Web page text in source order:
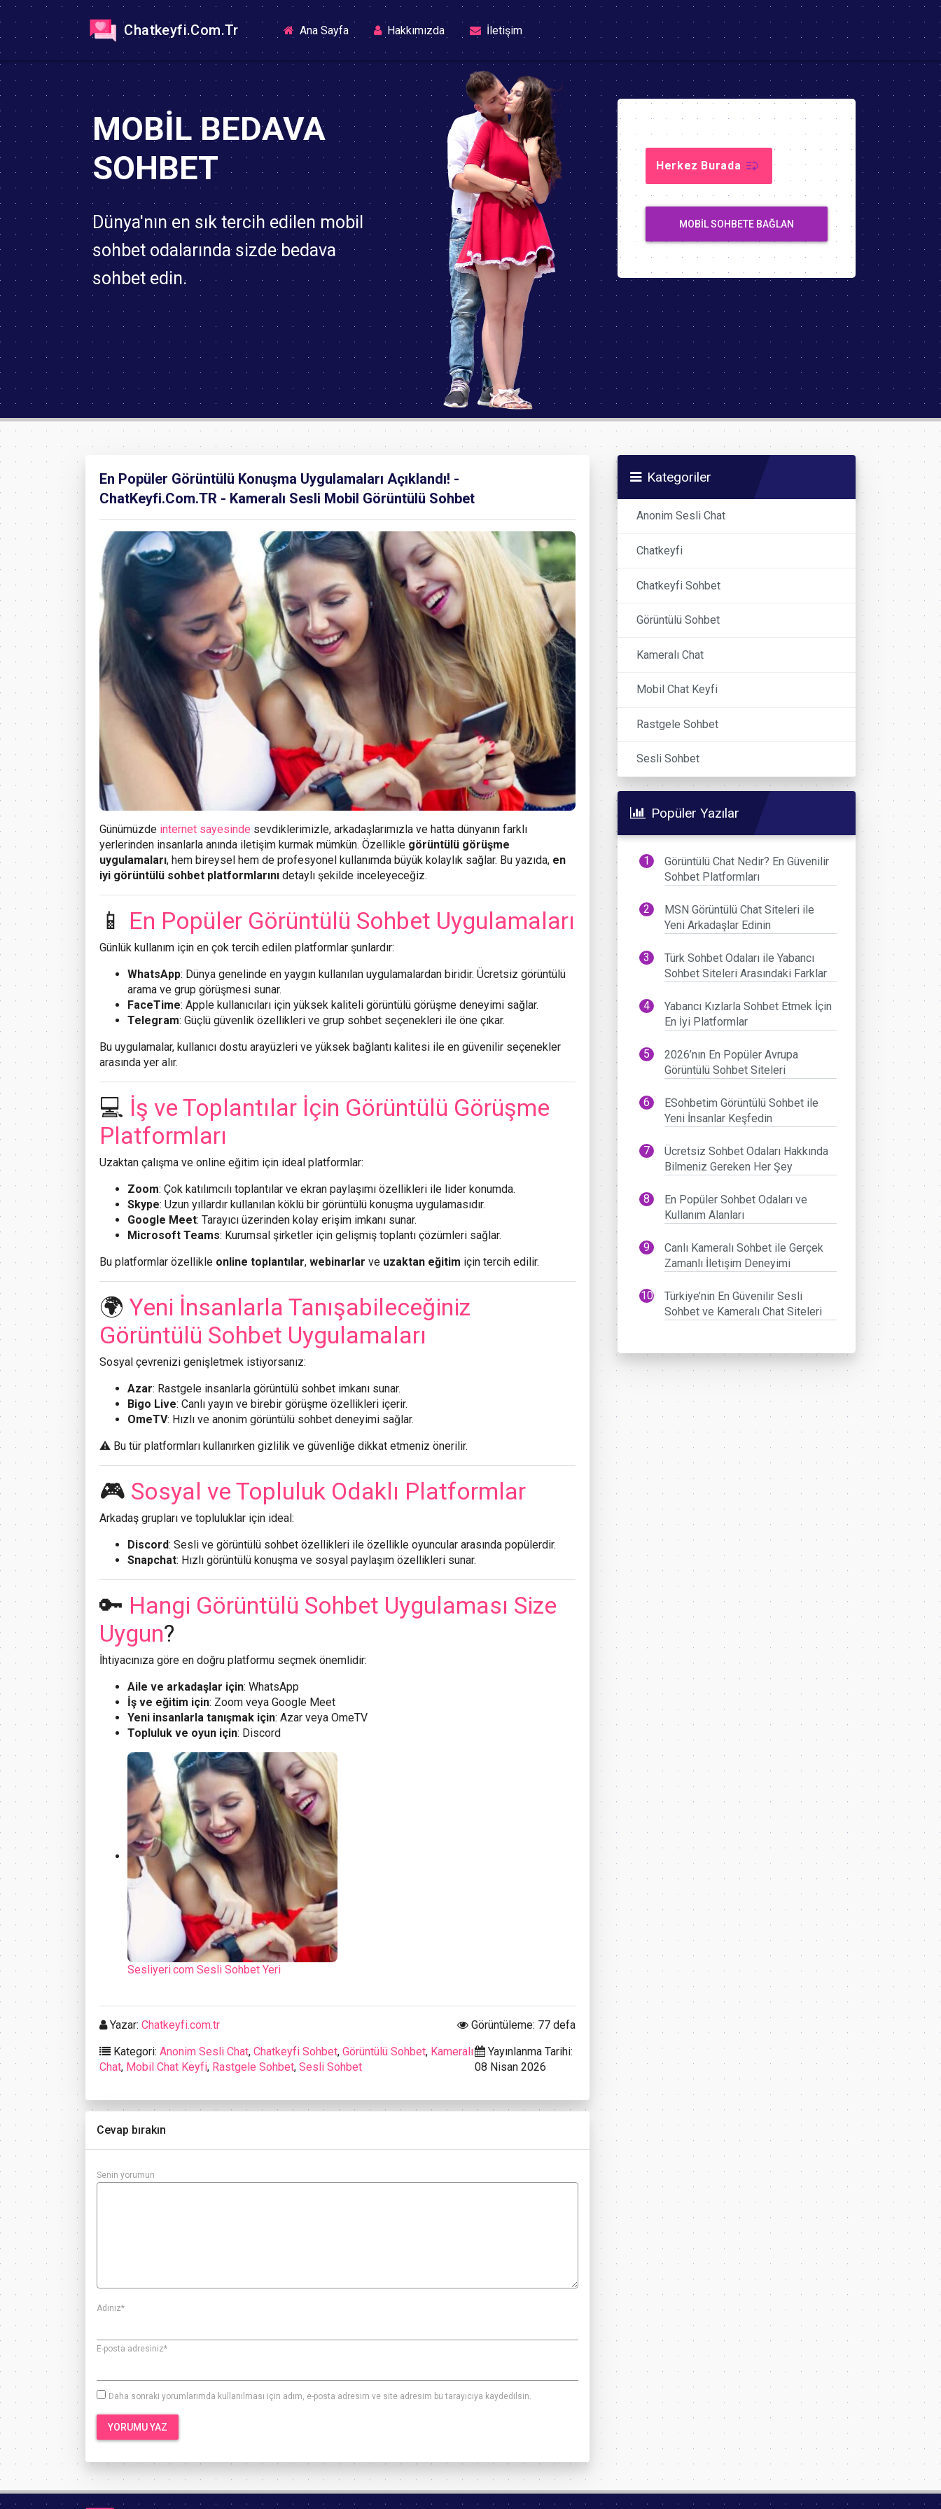
Chatkeyfi.Com.Tr Ana Sayfa(current)Hakkımızda İletişim
MOBIL BEDAVA
SOHBET
Dünya'nın en sık tercih edilen mobil
sohbet odalarında sizde bedava
sohbet edin.
Herkez Burada
MOBIL SOHBETE BAĞLAN
En Popüler Görüntülü Konuşma Uygulamaları Açıklandı! -
ChatKeyfi.Com.TR - Kameralı Sesli Mobil Görüntülü Sohbet
Günümüzde internet sayesinde sevdiklerimizle, arkadaşlarımızla ve hatta dünyanın farklı
yerlerinden insanlarla anında iletişim kurmak mümkün. Özellikle görüntülü görüşme
uygulamaları, hem bireysel hem de profesyonel kullanımda büyük kolaylık sağlar. Bu yazıda, en
iyi görüntülü sohbet platformlarını detaylı şekilde inceleyeceğiz.
📱 En Popüler Görüntülü Sohbet Uygulamaları
Günlük kullanım için en çok tercih edilen platformlar şunlardır:
WhatsApp: Dünya genelinde en yaygın kullanılan uygulamalardan biridir. Ücretsiz görüntülü
arama ve grup görüşmesi sunar.
FaceTime: Apple kullanıcıları için yüksek kaliteli görüntülü görüşme deneyimi sağlar.
Telegram: Güçlü güvenlik özellikleri ve grup sohbet seçenekleri ile öne çıkar.
Bu uygulamalar, kullanıcı dostu arayüzleri ve yüksek bağlantı kalitesi ile en güvenilir seçenekler
arasında yer alır.
💻 İş ve Toplantılar İçin Görüntülü Görüşme
Platformları
Uzaktan çalışma ve online eğitim için ideal platformlar:
Zoom: Çok katılımcılı toplantılar ve ekran paylaşımı özellikleri ile lider konumda.
Skype: Uzun yıllardır kullanılan köklü bir görüntülü konuşma uygulamasıdır.
Google Meet: Tarayıcı üzerinden kolay erişim imkanı sunar.
Microsoft Teams: Kurumsal şirketler için gelişmiş toplantı çözümleri sağlar.
Bu platformlar özellikle online toplantılar, webinarlar ve uzaktan eğitim için tercih edilir.
🌍 Yeni İnsanlarla Tanışabileceğiniz
Görüntülü Sohbet Uygulamaları
Sosyal çevrenizi genişletmek istiyorsanız:
Azar: Rastgele insanlarla görüntülü sohbet imkanı sunar.
Bigo Live: Canlı yayın ve birebir görüşme özellikleri içerir.
OmeTV: Hızlı ve anonim görüntülü sohbet deneyimi sağlar.
⚠️ Bu tür platformları kullanırken gizlilik ve güvenliğe dikkat etmeniz önerilir.
🎮 Sosyal ve Topluluk Odaklı Platformlar
Arkadaş grupları ve topluluklar için ideal:
Discord: Sesli ve görüntülü sohbet özellikleri ile özellikle oyuncular arasında popülerdir.
Snapchat: Hızlı görüntülü konuşma ve sosyal paylaşım özellikleri sunar.
🔑 Hangi Görüntülü Sohbet Uygulaması Size
Uygun?
İhtiyacınıza göre en doğru platformu seçmek önemlidir:
Aile ve arkadaşlar için: WhatsApp
İş ve eğitim için: Zoom veya Google Meet
Yeni insanlarla tanışmak için: Azar veya OmeTV
Topluluk ve oyun için: Discord
Sesliyeri.com Sesli Sohbet Yeri
Yazar: Chatkeyfi.com.tr
Görüntüleme: 77 defa
Kategori: Anonim Sesli Chat, Chatkeyfi Sohbet, Görüntülü Sohbet, Kameralı
Chat, Mobil Chat Keyfi, Rastgele Sohbet, Sesli Sohbet
Yayınlanma Tarihi:
08 Nisan 2026
Cevap bırakın
Senin yorumun
Adınız*
E-posta adresiniz*
Daha sonraki yorumlarımda kullanılması için adım, e-posta adresim ve site adresim bu tarayıcıya kaydedilsin.
Kategoriler
Anonim Sesli Chat
Chatkeyfi
Chatkeyfi Sohbet
Görüntülü Sohbet
Kameralı Chat
Mobil Chat Keyfi
Rastgele Sohbet
Sesli Sohbet
Popüler Yazılar
Görüntülü Chat Nedir? En Güvenilir
Sohbet Platformları
MSN Görüntülü Chat Siteleri ile
Yeni Arkadaşlar Edinin
Türk Sohbet Odaları ile Yabancı
Sohbet Siteleri Arasındaki Farklar
Yabancı Kızlarla Sohbet Etmek İçin
En İyi Platformlar
2026’nın En Popüler Avrupa
Görüntülü Sohbet Siteleri
ESohbetim Görüntülü Sohbet ile
Yeni İnsanlar Keşfedin
Ücretsiz Sohbet Odaları Hakkında
Bilmeniz Gereken Her Şey
En Popüler Sohbet Odaları ve
Kullanım Alanları
Canlı Kameralı Sohbet ile Gerçek
Zamanlı İletişim Deneyimi
Türkiye’nin En Güvenilir Sesli
Sohbet ve Kameralı Chat Siteleri